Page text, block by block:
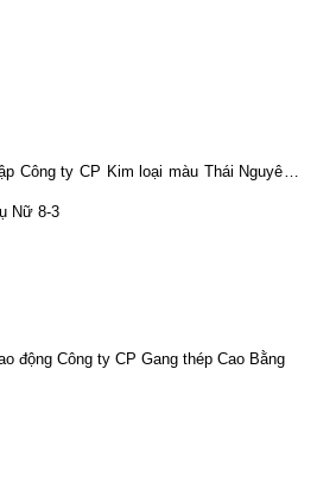
Công ty CP Kim loại màu Thái Nguyên –
Nữ 8-3
động Công ty CP Gang thép Cao Bằng